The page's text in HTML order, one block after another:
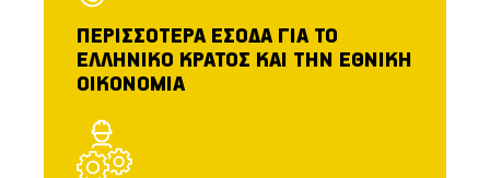
ΠΕΡΙΣΣΟΤΕΡΑ ΕΣΟΔΑ ΓΙΑ ΤΟ
ΕΛΛΗΝΙΚΟ ΚΡΑΤΟΣ ΚΑΙ ΤΗΝ ΕΘΝΙΚΗ
ΟΙΚΟΝΟΜΙΑ